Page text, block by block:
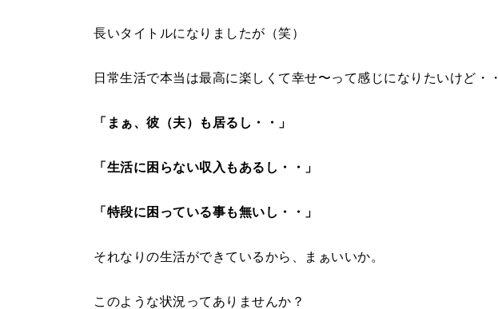
長いタイトルになりましたが（笑）
日常生活で本当は最高に楽しくて幸せ〜って感じになりたいけど・・
「まぁ、彼（夫）も居るし・・」
「生活に困らない収入もあるし・・」
「特段に困っている事も無いし・・」
それなりの生活ができているから、まぁいいか。
このような状況ってありませんか？